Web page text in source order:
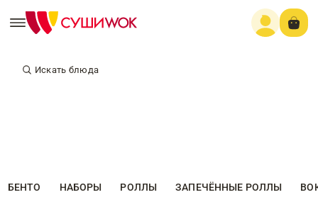
Искать блюда
БЕНТО НАБОРЫ РОЛЛЫ ЗАПЕЧЁННЫЕ РОЛЛЫ